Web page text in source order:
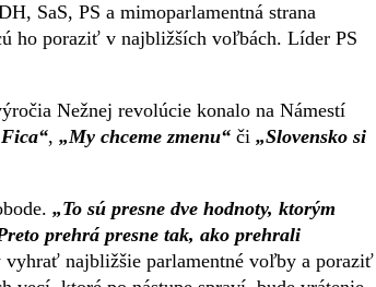
SaS, PS a mimoparlamentná strana
ho poraziť v najbližších voľbách. Líder PS
Nežnej revolúcie konalo na Námestí
, „My chceme zmenu“ či „Slovensko si
„To sú presne dve hodnoty, ktorým
prehrá presne tak, ako prehrali
najbližšie parlamentné voľby a poraziť